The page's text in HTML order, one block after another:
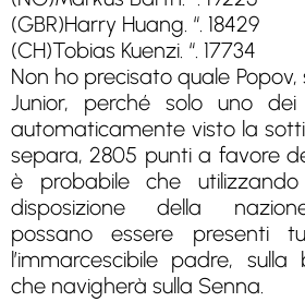
(GBR)Harry Huang. “. 18429
(CH)Tobias Kuenzi. “. 17734
Non ho precisato quale
Junior, perché solo uno
automaticamente visto la
separa, 2805 punti a favore
è probabile che
disposizione della
possano essere presenti
l’immarcescibile padre,
che navigherà sulla Senna.